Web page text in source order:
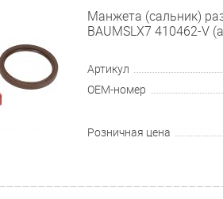
Манжета (сальник)
BAUMSLX7 410462-V
Артикул
OEM-номер
Розничная цена